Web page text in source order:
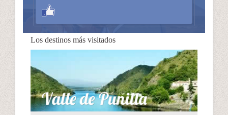
Los destinos más visitados